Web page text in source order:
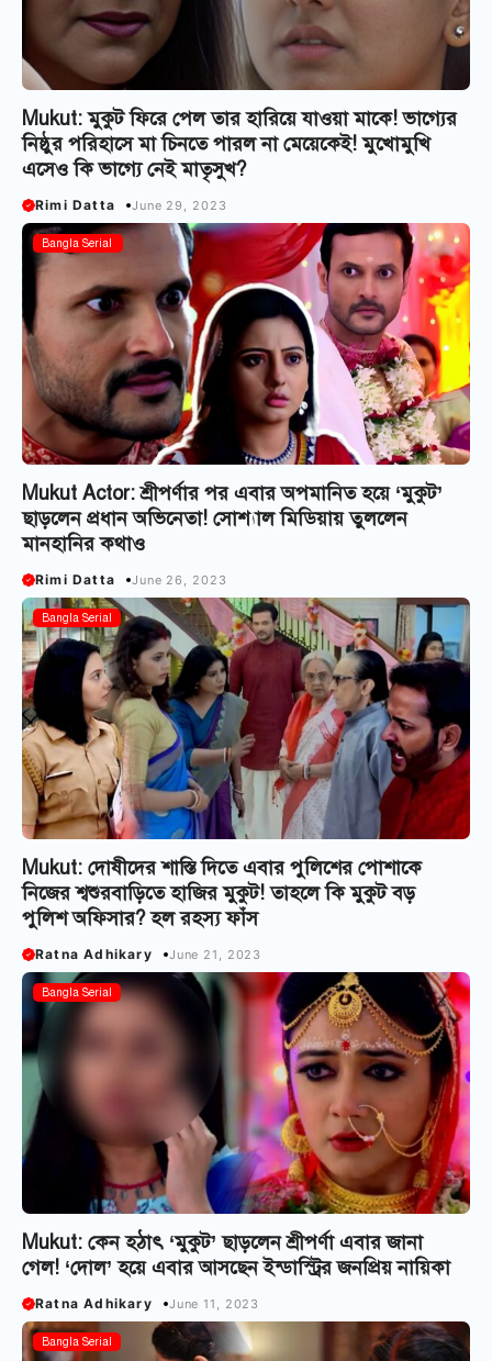
Mukut: মুকুট ফিরে পেল তার হারিয়ে যাওয়া মাকে! ভাগ্যের
নিষ্ঠুর পরিহাসে মা চিনতে পারল না মেয়েকেই! মুখোমুখি
এসেও কি ভাগ্যে নেই মাতৃসুখ?
Rimi Datta June 29, 2023
Entertainment
Bangla Serial
Mukut Actor: শ্রীপর্ণার পর এবার অপমানিত হয়ে ‘মুকুট’
ছাড়লেন প্রধান অভিনেতা! সোশ্যাল মিডিয়ায় তুললেন
মানহানির কথাও
Rimi Datta June 26, 2023
Bangla Serial
Mukut: দোষীদের শাস্তি দিতে এবার পুলিশের পোশাকে
নিজের শ্বশুরবাড়িতে হাজির মুকুট! তাহলে কি মুকুট বড়
পুলিশ অফিসার? হল রহস্য ফাঁস
Ratna Adhikary June 21, 2023
Bangla Serial
Mukut: কেন হঠাৎ ‘মুকুট’ ছাড়লেন শ্রীপর্ণা এবার জানা
গেল! ‘দোল’ হয়ে এবার আসছেন ইন্ডাস্ট্রির জনপ্রিয় নায়িকা
Ratna Adhikary June 11, 2023
Bangla Serial